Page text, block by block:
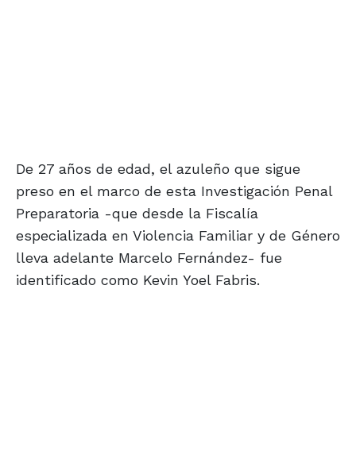
De 27 años de edad, el azuleño que sigue
preso en el marco de esta Investigación Penal
Preparatoria -que desde la Fiscalía
especializada en Violencia Familiar y de Género
lleva adelante Marcelo Fernández- fue
identificado como Kevin Yoel Fabris.